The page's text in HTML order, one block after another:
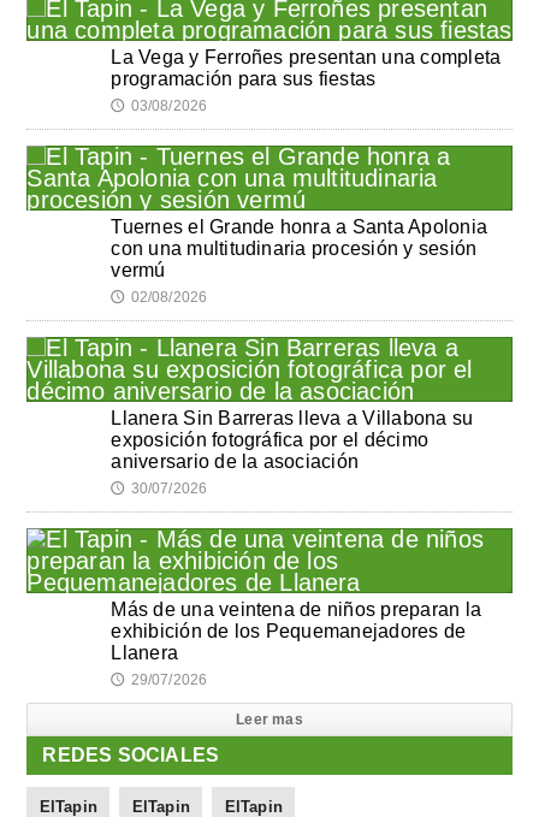
La Vega y Ferroñes presentan una completa
programación para sus fiestas
🕔 03/08/2026
Tuernes el Grande honra a Santa Apolonia
con una multitudinaria procesión y sesión
vermú
🕔 02/08/2026
Llanera Sin Barreras lleva a Villabona su
exposición fotográfica por el décimo
aniversario de la asociación
🕔 30/07/2026
Más de una veintena de niños preparan la
exhibición de los Pequemanejadores de
Llanera
🕔 29/07/2026
Leer mas
REDES SOCIALES
ElTapin ElTapin ElTapin